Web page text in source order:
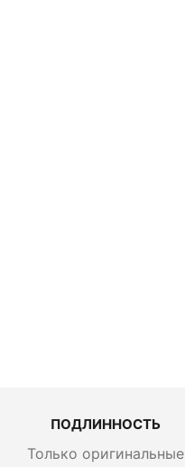
ПОДЛИННОСТЬ
Только оригинальные